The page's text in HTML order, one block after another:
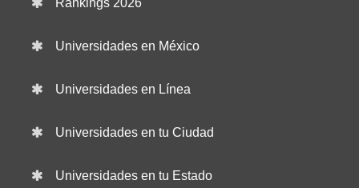
Rankings 2026
Universidades en México
Universidades en Línea
Universidades en tu Ciudad
Universidades en tu Estado